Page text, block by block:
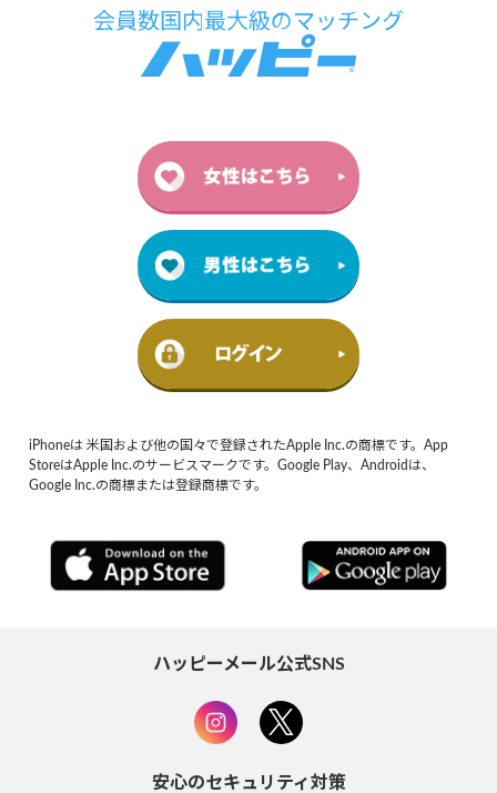
iPhoneは 米国および他の国々で登録されたApple Inc.の商標です。App
StoreはApple Inc.のサービスマークです。Google Play、Androidは、
Google Inc.の商標または登録商標です。
ハッピーメール公式SNS
安心のセキュリティ対策